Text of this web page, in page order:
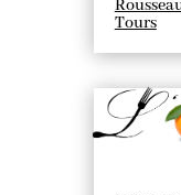
Tours